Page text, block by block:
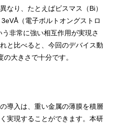
なり、たとえばビスマス（Bi）
（電子ボルトオングストロ
非常に強い相互作用が実現さ
と比べると、今回のデバイス動
大きさで十分です。
導入は、重い金属の薄膜を積層
実現することができます。本研